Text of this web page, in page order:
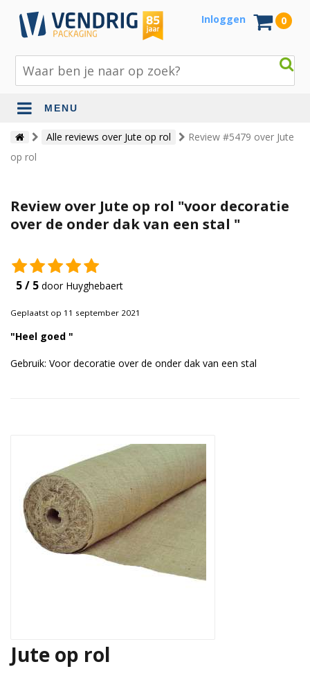
Inloggen 0
MENU
Beschermingsmateriaal
Bouw- en tuinmaterialen
Jute en lopers
Tape en stickers
Alle reviews over Jute op rol
Review #5479 over Jute
op rol
Review over Jute op rol "voor decoratie
over de onder dak van een stal "
5 / 5 door Huyghebaert
Geplaatst op 11 september 2021
"Heel goed "
Gebruik: Voor decoratie over de onder dak van een stal
Jute op rol